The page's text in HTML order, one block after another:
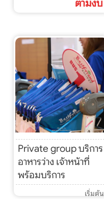
ตามงบ
Private group บริการ
อาหารว่าง เจ้าหน้าที่
พร้อมบริการ
เริ่มต้น